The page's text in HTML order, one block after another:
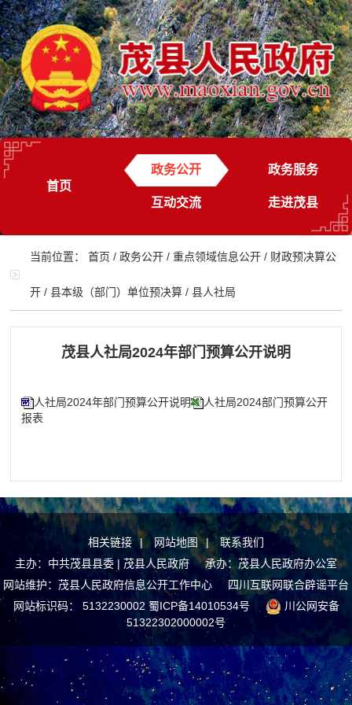
首页
政务公开 政务服务
互动交流 走进茂县
当前位置：首页 /政务公开 /重点领域信息公开 / 财政预决算公
开 /县本级（部门）单位预决算 /县人社局
茂县人社局2024年部门预算公开说明
人社局2024年部门预算公开说明
人社局2024部门预算公开
报表
相关链接 | 网站地图 |
联系我们
主办：中共茂县县委 | 茂县人民政府 承办：茂县人民政府办公室
网站维护：茂县人民政府信息公开工作中心
四川互联网联合辟谣平台
网站标识码： 5132230002蜀ICP备14010534号
川公网安备
51322302000002号